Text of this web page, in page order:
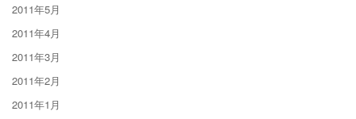
2011年5月
2011年4月
2011年3月
2011年2月
2011年1月